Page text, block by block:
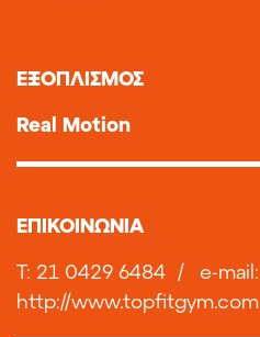
ΕΞΟΠΛΙΣΜΟΣ
Real Motion
ΕΠΙΚΟΙΝΩΝΙΑ
T: 21 0429 6484 / e-mail:
http://www.topfitgym.com